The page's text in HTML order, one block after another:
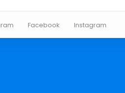
Facebook Instagram